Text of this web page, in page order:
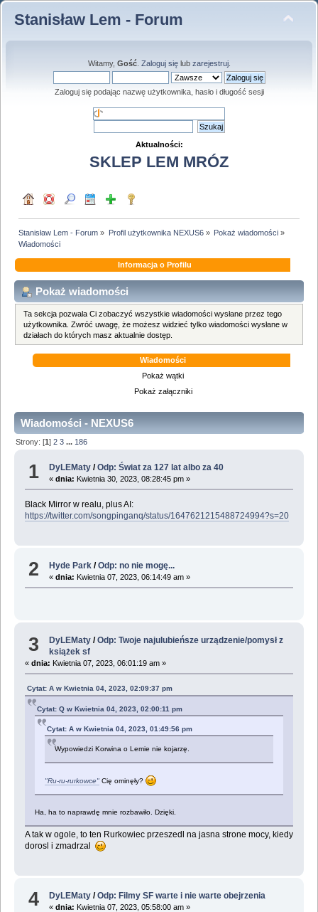
Stanisław Lem - Forum
Witamy, Gość. Zaloguj sięlub zarejestruj.
Zaloguj się podając nazwę użytkownika, hasło i długość sesji
Aktualności:
SKLEP LEM MRÓZ
Stanisław Lem - Forum » Profil użytkownika NEXUS6» Pokaż wiadomości»
Wiadomości
Informacja o Profilu
Pokaż wiadomości
Ta sekcja pozwala Ci zobaczyć wszystkie wiadomości wysłane przez tego
użytkownika. Zwróć uwagę, że możesz widzieć tylko wiadomości wysłane w
działach do których masz aktualnie dostęp.
Wiadomości
Pokaż wątki
Pokaż załączniki
Wiadomości - NEXUS6
Strony: [1]2 3 ... 186
1 DyLEMaty /Odp: Świat za 127 lat albo za 40
«dnia: Kwietnia 30, 2023, 08:28:45 pm »
Black Mirror w realu, plus AI:
https://twitter.com/songpinganq/status/1647621215488724994?s=20
2 Hyde Park /Odp: no nie mogę...
«dnia: Kwietnia 07, 2023, 06:14:49 am »
3 DyLEMaty /Odp: Twoje najulubieńsze urządzenie/pomysł z
książek sf
« dnia: Kwietnia 07, 2023, 06:01:19 am »
Cytat: A w Kwietnia 04, 2023, 02:09:37 pm
Cytat: Q w Kwietnia 04, 2023, 02:00:11 pm
Cytat: A w Kwietnia 04, 2023, 01:49:56 pm
Wypowiedzi Korwina o Lemie nie kojarzę.
"Ru-ru-rurkowce"Cię ominęły?
Ha, ha to naprawdę mnie rozbawiło. Dzięki.
A tak w ogole, to ten Rurkowiec przeszedl na jasna strone mocy, kiedy
dorosl i zmadrzal
4 DyLEMaty /Odp: Filmy SF warte i nie warte obejrzenia
«dnia: Kwietnia 07, 2023, 05:58:00 am »